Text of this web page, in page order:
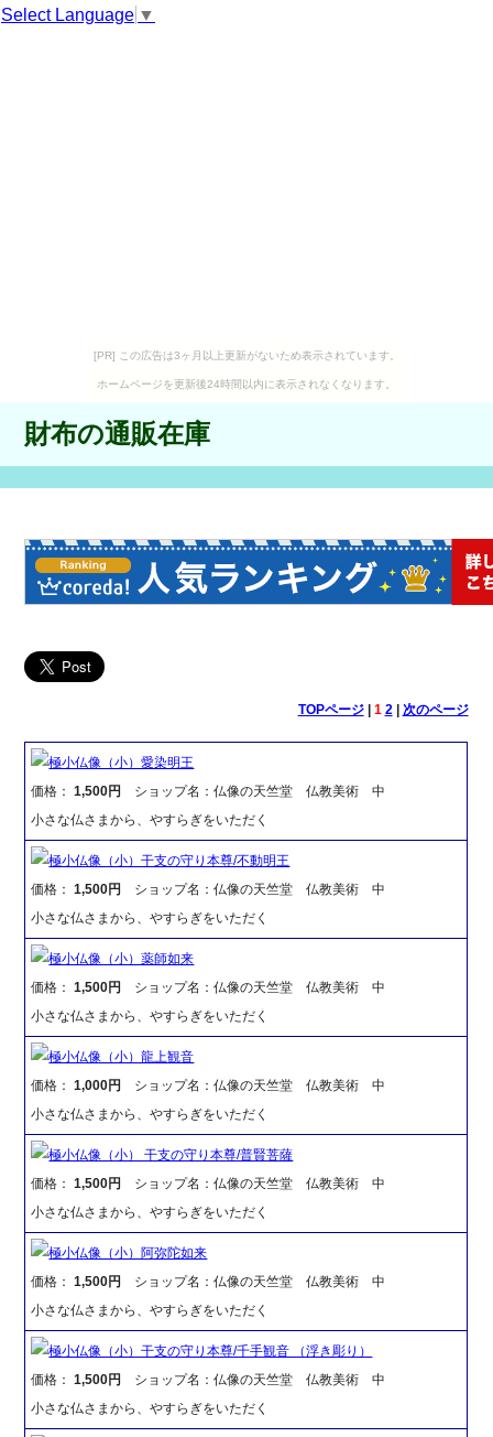
Select Language ▼
[PR] この広告は3ヶ月以上更新がないため表示されています。
ホームページを更新後24時間以内に表示されなくなります。
財布の通販在庫
TOPページ| 1 2| 次のページ
極小仏像（小）愛染明王
価格：1,500円
ショップ名：仏像の天竺堂 仏教美術 中
小さな仏さまから、やすらぎをいただく
極小仏像（小）干支の守り本尊/不動明王
価格：1,500円
ショップ名：仏像の天竺堂 仏教美術 中
小さな仏さまから、やすらぎをいただく
極小仏像（小）薬師如来
価格：1,500円
ショップ名：仏像の天竺堂 仏教美術 中
小さな仏さまから、やすらぎをいただく
極小仏像（小）龍上観音
価格：1,000円
ショップ名：仏像の天竺堂 仏教美術 中
小さな仏さまから、やすらぎをいただく
極小仏像（小） 干支の守り本尊/普賢菩薩
価格：1,500円
ショップ名：仏像の天竺堂 仏教美術 中
小さな仏さまから、やすらぎをいただく
極小仏像（小）阿弥陀如来
価格：1,500円
ショップ名：仏像の天竺堂 仏教美術 中
小さな仏さまから、やすらぎをいただく
極小仏像（小）干支の守り本尊/千手観音 （浮き彫り）
価格：1,500円
ショップ名：仏像の天竺堂 仏教美術 中
小さな仏さまから、やすらぎをいただく